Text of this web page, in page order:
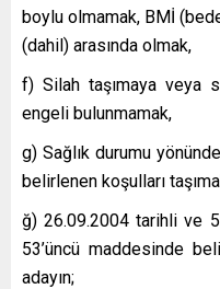
boylu olmamak, BMİ
(dahil) arasında olmak,
f) Silah taşımaya veya
engeli bulunmamak,
g) Sağlık durumu
belirlenen koşulları
ğ) 26.09.2004 tarihli ve
53’üncü maddesinde
adayın;